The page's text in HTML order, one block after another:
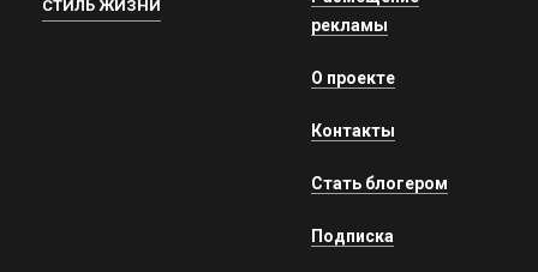
СТИЛЬ ЖИЗНИ
рекламы
О проекте
Контакты
Стать блогером
Подписка